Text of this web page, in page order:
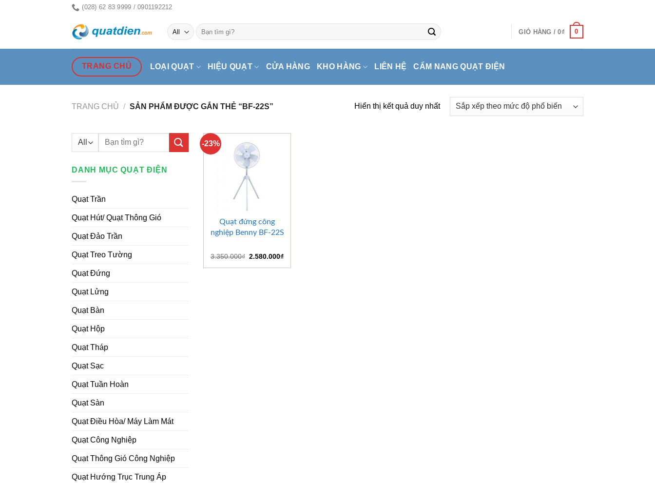
(028) 62 83 9999 / 0901192212
Tìm
kiếm:
GIỎ HÀNG /0₫ 0
TRANG CHỦ LOẠI QUẠT HIỆU QUẠT CỬA HÀNG KHO HÀNG LIÊN HỆ CẨM NANG QUẠT ĐIỆN
TRANG CHỦ / SẢN PHẨM ĐƯỢC GẮN THẺ “BF-22S” Hiển thị kết quả duy nhất
Tìm
DANH MỤC QUẠT ĐIỆN
Quạt Trần
Quạt Hút/ Quạt Thông Gió
Quạt Đảo Trần
Quạt Treo Tường
Quạt Đứng
Quạt Lửng
Quạt Bàn
Quạt Hộp
Quạt Tháp
Quạt Sạc
Quạt Tuần Hoàn
Quạt Sàn
Quạt Điều Hòa/ Máy Làm Mát
Quạt Công Nghiệp
Quạt Thông Gió Công Nghiệp
Quạt Hướng Trục Trung Áp
-23%
Quạt đứng công
nghiệp Benny BF-22S
3.350.000₫ Giá
là:
2.580.000₫Giá
tại